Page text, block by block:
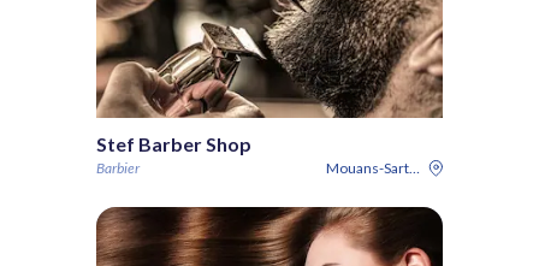
Stef Barber Shop
Barbier Mouans-Sartoux